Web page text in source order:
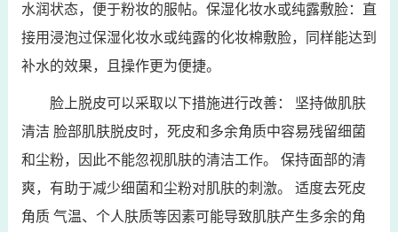
水润状态，便于粉妆的服帖。保湿化妆水或纯露敷脸：直
接用浸泡过保湿化妆水或纯露的化妆棉敷脸，同样能达到
补水的效果，且操作更为便捷。
脸上脱皮可以采取以下措施进行改善： 坚持做肌肤
清洁 脸部肌肤脱皮时，死皮和多余角质中容易残留细菌
和尘粉，因此不能忽视肌肤的清洁工作。 保持面部的清
爽，有助于减少细菌和尘粉对肌肤的刺激。 适度去死皮
角质 气温、个人肤质等因素可能导致肌肤产生多余的角